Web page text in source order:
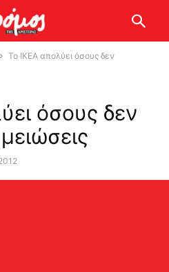
Το ΙΚΕΑ απολύει όσους δεν
όσους δεν